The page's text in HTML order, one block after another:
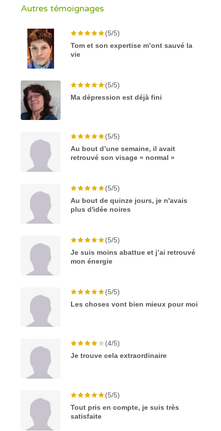
Autres témoignages
(5/5)
Tom et son expertise m’ont sauvé la
vie
(5/5)
Ma dépression est déjà fini
(5/5)
Au bout d’une semaine, il avait
retrouvé son visage « normal »
(5/5)
Au bout de quinze jours, je n'avais
plus d'idée noires
(5/5)
Je suis moins abattue et j’ai retrouvé
mon énergie
(5/5)
Les choses vont bien mieux pour moi
(4/5)
Je trouve cela extraordinaire
(5/5)
Tout pris en compte, je suis très
satisfaite